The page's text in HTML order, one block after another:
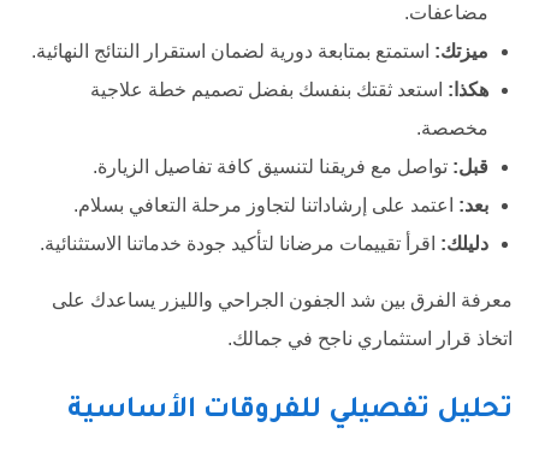
مضاعفات.
ميزتك: استمتع بمتابعة دورية لضمان استقرار النتائج النهائية.
هكذا: استعد ثقتك بنفسك بفضل تصميم خطة علاجية
مخصصة.
قبل: تواصل مع فريقنا لتنسيق كافة تفاصيل الزيارة.
بعد: اعتمد على إرشاداتنا لتجاوز مرحلة التعافي بسلام.
دليلك: اقرأ تقييمات مرضانا لتأكيد جودة خدماتنا الاستثنائية.
معرفة الفرق بين شد الجفون الجراحي والليزر يساعدك على
اتخاذ قرار استثماري ناجح في جمالك.
تحليل تفصيلي للفروقات الأساسية